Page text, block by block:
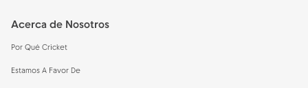
Acerca de Nosotros
Por Qué Cricket
Estamos A Favor De